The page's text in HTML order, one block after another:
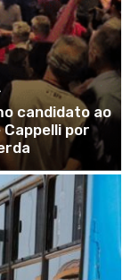
candidato ao
por